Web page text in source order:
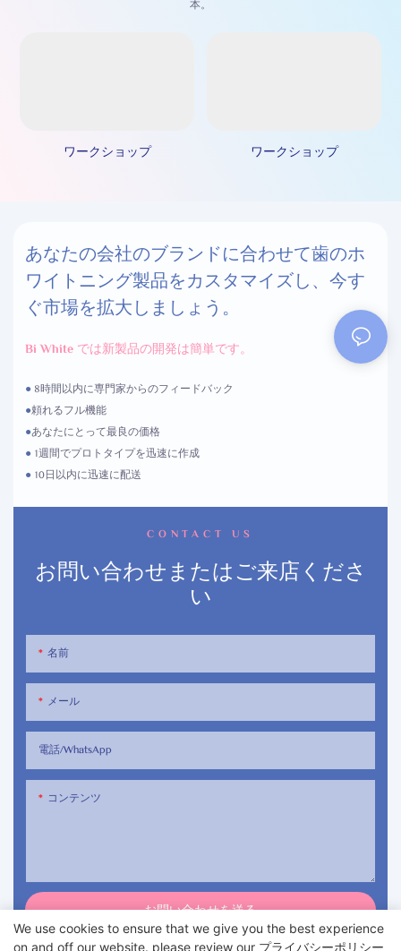
本。
ワークショップ ワークショップ
あなたの会社のブランドに合わせて歯のホ
ワイトニング製品をカスタマイズし、今す
ぐ市場を拡大しましょう。
Bi White では新製品の開発は簡単です。
● 8時間以内に専門家からのフィードバック
●頼れるフル機能
●あなたにとって最良の価格
● 1週間でプロトタイプを迅速に作成
● 10日以内に迅速に配送
CONTACT US
お問い合わせまたはご来店くださ
い
名前
メール
電話/WhatsApp
コンテンツ
お問い合わせを送る
We use cookies to ensure that we give you the best experience
on and off our website. please review our プライバシーポリシー